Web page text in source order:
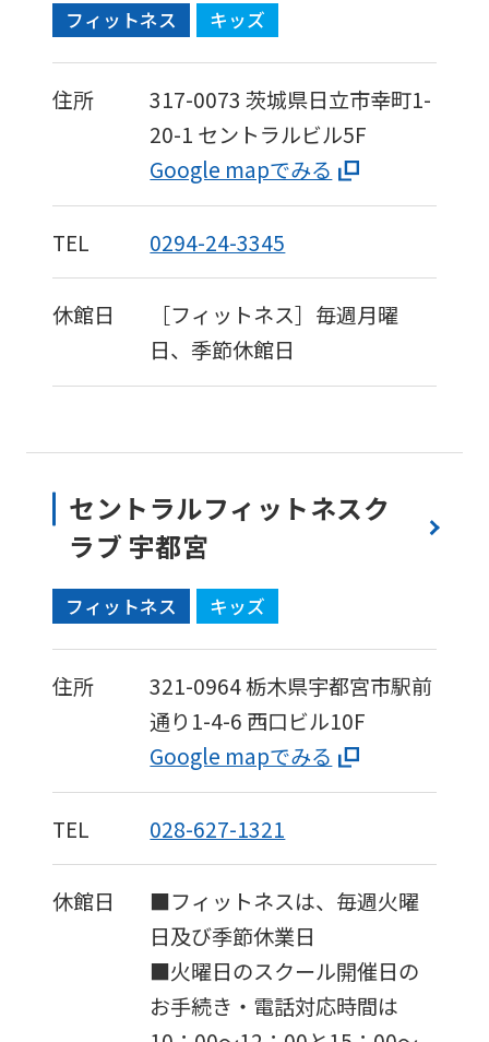
フィットネス キッズ
住所 317-0073 茨城県日立市幸町1-
20-1 セントラルビル5F
Google mapでみる
TEL 0294-24-3345
休館日
［フィットネス］毎週月曜
日、季節休館日
セントラルフィットネスク
ラブ 宇都宮
フィットネス キッズ
住所 321-0964栃木県宇都宮市駅前
通り1-4-6 西口ビル10F
Google mapでみる
TEL 028-627-1321
休館日
■フィットネスは、毎週火曜
日及び季節休業日
■火曜日のスクール開催日の
お手続き・電話対応時間は
version
of
this
website
will
translated
so
it
accurate
The
translation
may
differ
from
the
original
content.
We
ask
that
you
fully
understand